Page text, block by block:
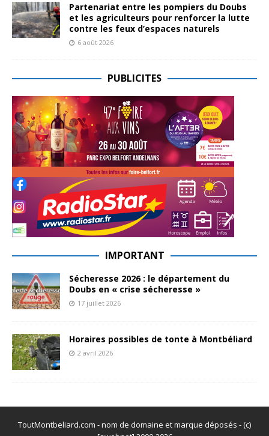
Partenariat entre les pompiers du Doubs
et les agriculteurs pour renforcer la lutte
contre les feux d’espaces naturels
6 août 2026
PUBLICITES
IMPORTANT
Sécheresse 2026 : le département du
Doubs en « crise sécheresse »
17 juillet 2026
Horaires possibles de tonte à Montbéliard
2 avril 2026
ToutMontbeliard.com - nom de domaine et marque déposés - (c)